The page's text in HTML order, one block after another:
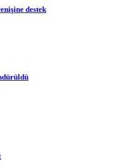
destek